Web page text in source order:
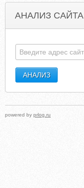
АНАЛИЗ САЙТА
powered by prlog.ru